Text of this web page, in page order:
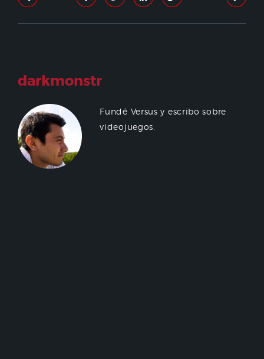
darkmonstr
Fundé Versus y escribo sobre
videojuegos.